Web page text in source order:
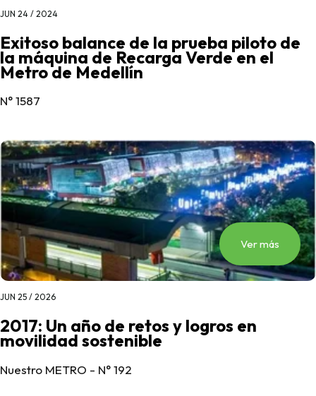
JUN 24 / 2024
Exitoso balance de la prueba piloto de
la máquina de Recarga Verde en el
Metro de Medellín
N° 1587
Ver más
JUN 25 / 2026
2017: Un año de retos y logros en
movilidad sostenible
Nuestro METRO - N° 192